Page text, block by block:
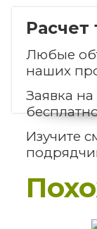
Расчет
Любые
наших
Заявка
Изучите